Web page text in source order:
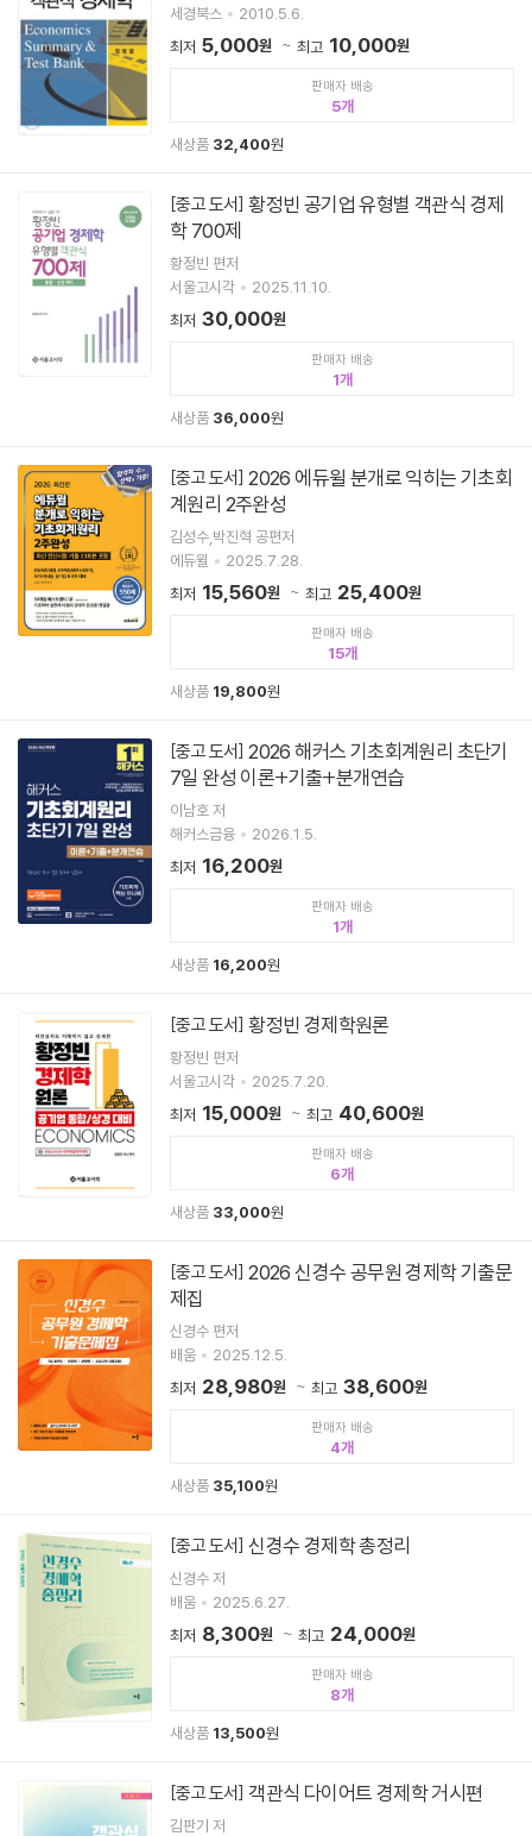
세경북스
2010.5.6.
최저 5,000원 최고 10,000원
판매자 배송
5
새상품 32,400원
[중고 도서] 황정빈 공기업 유형별 객관식 경제
학 700제
황정빈 편저
서울고시각
2025.11.10.
최저 30,000원
판매자 배송
1
새상품 36,000원
[중고 도서] 2026 에듀윌 분개로 익히는 기초회
계원리 2주완성
김성수,박진혁 공편저
에듀윌
2025.7.28.
최저 15,560원 최고 25,400원
판매자 배송
15
새상품 19,800원
[중고 도서] 2026 해커스 기초회계원리 초단기
7일 완성 이론+기출+분개연습
이남호 저
해커스금융
2026.1.5.
최저 16,200원
판매자 배송
1
새상품 16,200원
[중고 도서] 황정빈 경제학원론
황정빈 편저
서울고시각
2025.7.20.
최저 15,000원 최고 40,600원
판매자 배송
6
새상품 33,000원
[중고 도서] 2026 신경수 공무원 경제학 기출문
제집
신경수 편저
배움
2025.12.5.
최저 28,980원 최고 38,600원
판매자 배송
4
새상품 35,100원
[중고 도서] 신경수 경제학 총정리
신경수 저
배움
2025.6.27.
최저 8,300원 최고 24,000원
판매자 배송
8
새상품 13,500원
[중고 도서] 객관식 다이어트 경제학 거시편
김판기 저